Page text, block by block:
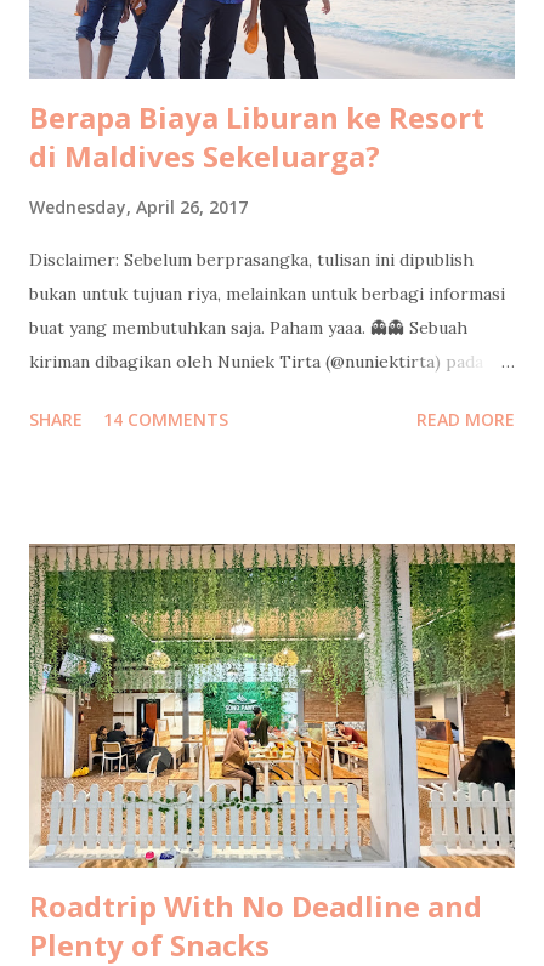
Tidak ada yang konfirmasi terlebih d...
Berapa Biaya Liburan ke Resort
di Maldives Sekeluarga?
Wednesday, April 26, 2017
Disclaimer: Sebelum berprasangka, tulisan ini dipublish
bukan untuk tujuan riya, melainkan untuk berbagi informasi
buat yang membutuhkan saja. Paham yaaa. 👻👻 Sebuah
kiriman dibagikan oleh Nuniek Tirta (@nuniektirta) pada
yang cukup sering saya dapatkan dari teman-teman sejak
gambaran buat teman-teman untuk mempersiapkan budget
liburan keluarga ke resort di Maldives. Silakan dishare ke
pasangan buat kode-kode, ehehehe. Tahun ini bukan
pertama kalinya saya ke Maldives. Sebab dua tahun lalu saya
dan suami sudah pernah liburan ke Maldives berdua saja
untuk ritual hornymoon di ulang tahun pernikahan kami.
Oleh-oleh dalam bentuk tulisan saya untuk LiveOlive bisa
dikonsumsi gratis di sini: Tips Libura...
SHARE 14 COMMENTS READ MORE
Roadtrip With No Deadline and
Plenty of Snacks